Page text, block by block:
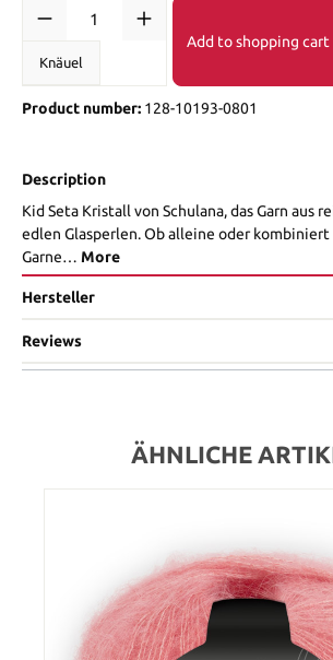
Knäuel
Add to shopping cart
Product number: 128-10193-0801
Description
Kid Seta Kristall von Schulana, das Garn aus
edlen Glasperlen. Ob alleine oder
Garne… More
Hersteller
Reviews
ÄHNLICHE